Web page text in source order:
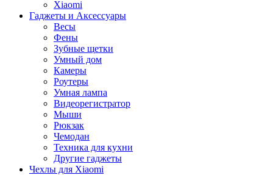
Xiaomi
Гаджеты и Аксессуары
Весы
Фены
Зубные щетки
Умный дом
Камеры
Роутеры
Умная лампа
Видеорегистратор
Мыши
Рюкзак
Чемодан
Техника для кухни
Другие гаджеты
Чехлы для Xiaomi